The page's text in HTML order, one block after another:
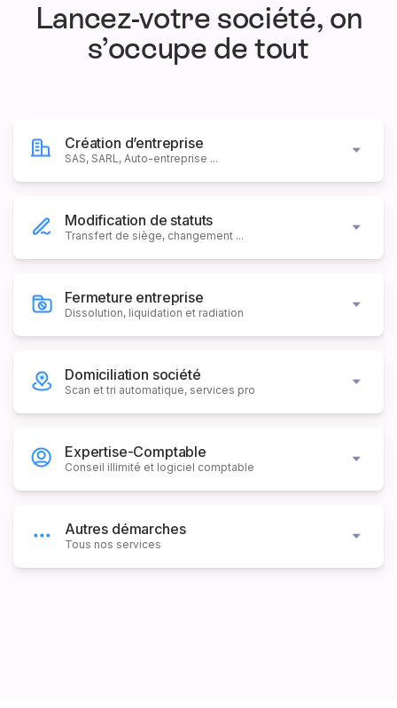
Lancez-votre société, on
s’occupe de tout
Création d’entreprise
SAS, SARL, Auto-entreprise ...
Modification de statuts
Transfert de siège, changement ...
Fermeture entreprise
Dissolution, liquidation et radiation
Domiciliation société
Scan et tri automatique, services pro
Expertise-Comptable
Conseil illimité et logiciel comptable
Autres démarches
Tous nos services